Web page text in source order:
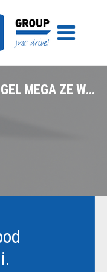
JEDNOOSIOWA NACZEPA KÖGEL MEGA ZE WZMOCNIONYMI OPONAMI